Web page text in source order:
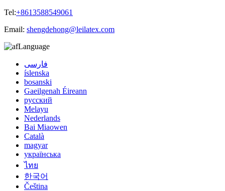
Tel:+8613588549061
Email: shengdehong@leilatex.com
Language
فارسی
íslenska
bosanski
Gaeilgenah Éireann
русский
Melayu
Nederlands
Bai Miaowen
Català
magyar
українська
ไทย
한국어
Čeština